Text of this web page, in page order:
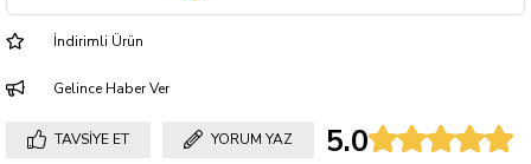
İndirimli Ürün
Gelince Haber Ver
TAVSIYE ET YORUM YAZ 5.0